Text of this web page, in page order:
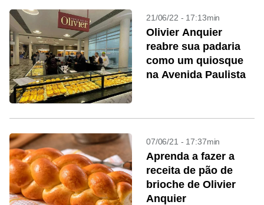
21/06/22 - 17:13min
Olivier Anquier
reabre sua padaria
como um quiosque
na Avenida Paulista
07/06/21 - 17:37min
Aprenda a fazer a
receita de pão de
brioche de Olivier
Anquier